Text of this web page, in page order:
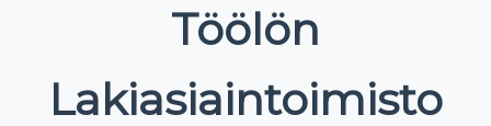
Töölön
Lakiasiaintoimisto